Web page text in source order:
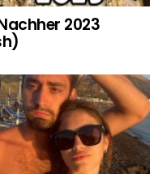
2023